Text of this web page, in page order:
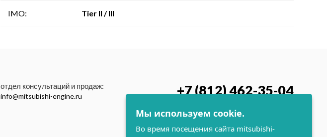
IMO: Tier II / III
отдел консультаций и продаж:
info@mitsubishi-engine.ru +7 (812) 462-35-04
Мы используем cookie.
Во время посещения сайта mitsubishi-